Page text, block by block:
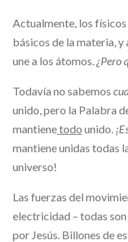
Actualmente, los
básicos de la materia, y
une a los átomos.¿Pero
Todavía no sabemos
unido, pero la Palabra
mantienetodo unido.
mantiene unidas todas
universo!
Las fuerzas del
electricidad – todas
por Jesús. Billones de